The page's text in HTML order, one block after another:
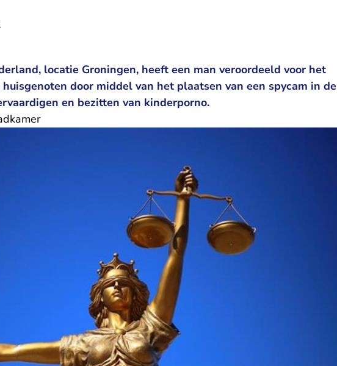
locatie Groningen, heeft een man veroordeeld voor het
door middel van het plaatsen van een spycam in de
en bezitten van kinderporno.